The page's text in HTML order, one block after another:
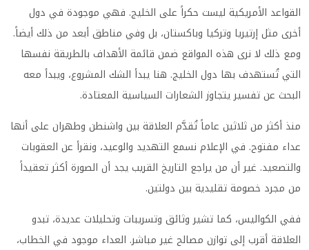
القواعد الأمريكية ليست حكراً على الخليج. فهي موجودة في دول
أخرى مثل إرتيريا وتركيا وباكستان، بل وفي مناطق أبعد من ذلك أيضاً.
ومع ذلك لا نرى هذه المواقع ضمن قائمة الأهداف بالطريقة نفسها
التي تُستهدف بها دول الخليج. هنا يبدأ الشك المشروع، ويبدأ معه
البحث عن تفسير يتجاوز الشعارات السياسية المعتادة.
منذ أكثر من ثلاثين عاماً تُقدَّم العلاقة بين واشنطن وطهران على أنها
عداء مفتوح. في الإعلام نسمع التهديد والوعيد، ونقرأ عن العقوبات
والتصعيد. غير أن من يراجع التاريخ القريب يجد أن الصورة أكثر تعقيداً
من مجرد خصومة تقليدية بين دولتين.
ففي الكواليس، كما تشير وثائق وتسريبات وتحليلات عديدة، تبدو
العلاقة أقرب إلى توازن مصالح غير مباشر. العداء موجود في الخطاب،